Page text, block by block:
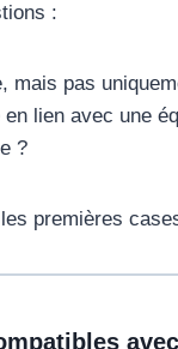
:
mais pas
en lien avec une
?
premières